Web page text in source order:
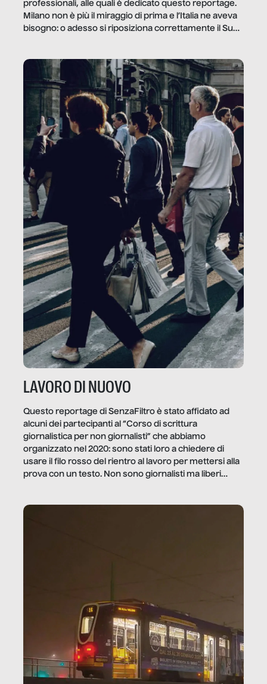
professionali, alle quali è dedicato questo reportage.
Milano non è più il miraggio di prima e l’Italia ne aveva
bisogno: o adesso si riposiziona correttamente il Sud
LAVORO DI NUOVO
Questo reportage di SenzaFiltro è stato affidato ad
alcuni dei partecipanti al “Corso di scrittura
giornalistica per non giornalisti” che abbiamo
organizzato nel 2020: sono stati loro a chiedere di
usare il filo rosso del rientro al lavoro per mettersi alla
prova con un testo. Non sono giornalisti ma liberi